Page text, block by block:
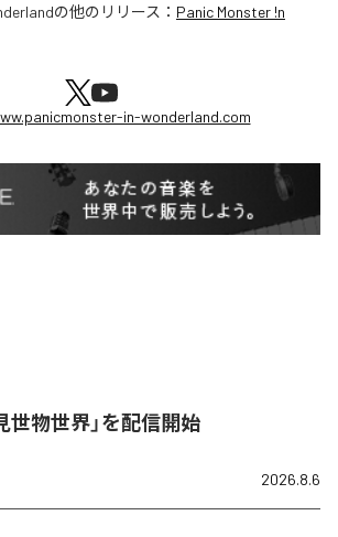
の他のリリース： Panic Monster !n
in-wonderland.com
世物世界」を配信開始
2026.8.6